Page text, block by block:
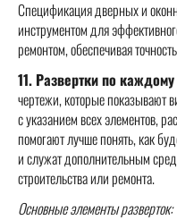
Спецификация дверных и
инструментом для
ремонтом, обеспечивая
11. Развертки по
чертежи, которые показывают
с указанием всех элементов,
помогают лучше понять, как
и служат дополнительным
строительства или ремонта.
Основные элементы разверток: